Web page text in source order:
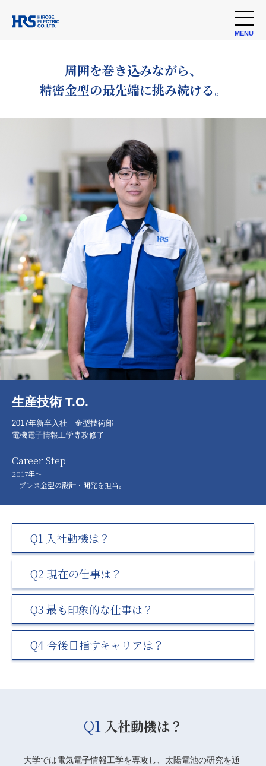
MENU
周囲を巻き込みながら、
精密金型の最先端に挑み続ける。
生産技術 T.O.
2017年新卒入社 金型技術部
電機電子情報工学専攻修了
Career Step
2017年～
プレス金型の設計・開発を担当。
Q1 入社動機は？
Q2 現在の仕事は？
Q3 最も印象的な仕事は？
Q4 今後目指すキャリアは？
Q1 入社動機は？
大学では電気電子情報工学を専攻し、太陽電池の研究を通